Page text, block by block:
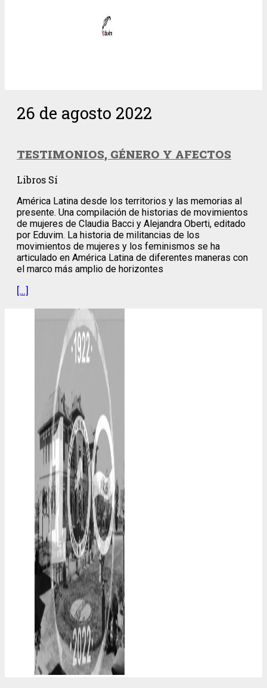
26 de agosto 2022
TESTIMONIOS, GÉNERO Y AFECTOS
Libros Sí
América Latina desde los territorios y las memorias al
presente. Una compilación de historias de movimientos
de mujeres de Claudia Bacci y Alejandra Oberti, editado
por Eduvim. La historia de militancias de los
movimientos de mujeres y los feminismos se ha
articulado en América Latina de diferentes maneras con
el marco más amplio de horizontes
[…]